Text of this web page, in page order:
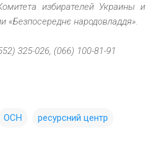
избирателей Украины и
«Безпосереднє народовладдя».
325-026, (066) 100-81-91
ОСН ресурсний центр